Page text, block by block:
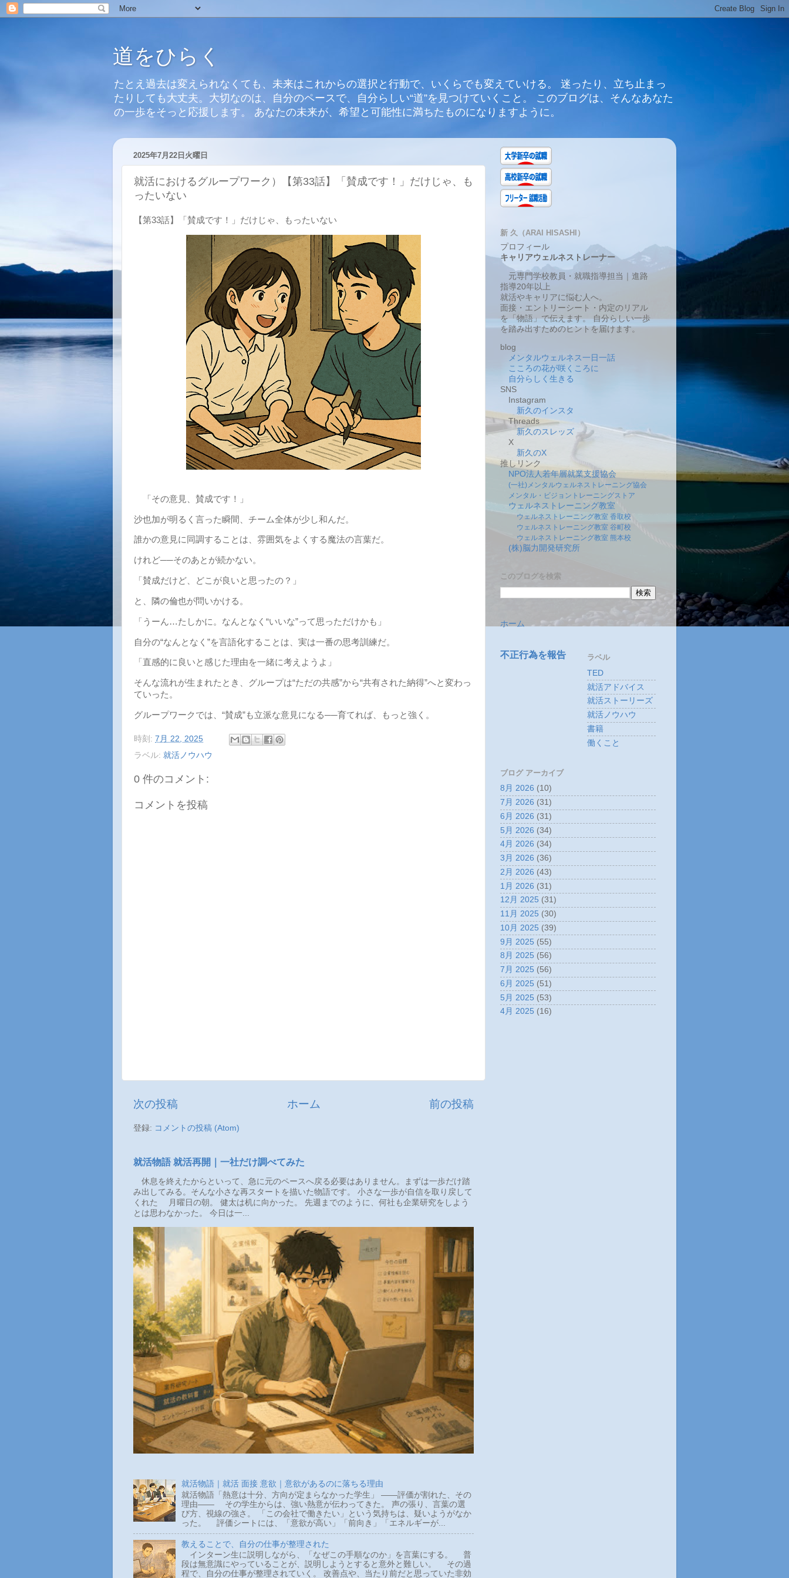
道をひらく
たとえ過去は変えられなくても、未来はこれからの選択と行動で、いくらでも変えていける。 迷ったり、立ち止まっ
たりしても大丈夫。大切なのは、自分のペースで、自分らしい“道”を見つけていくこと。 このブログは、そんなあなた
の一歩をそっと応援します。 あなたの未来が、希望と可能性に満ちたものになりますように。
2025年7月22日火曜日
就活におけるグループワーク）【第33話】「賛成です！」だけじゃ、も
ったいない
【第33話】「賛成です！」だけじゃ、もったいない
「その意見、賛成です！」
沙也加が明るく言った瞬間、チーム全体が少し和んだ。
誰かの意見に同調することは、雰囲気をよくする魔法の言葉だ。
けれど──そのあとが続かない。
「賛成だけど、どこが良いと思ったの？」
と、隣の倫也が問いかける。
「うーん…たしかに。なんとなく“いいな”って思っただけかも」
自分の“なんとなく”を言語化することは、実は一番の思考訓練だ。
「直感的に良いと感じた理由を一緒に考えようよ」
そんな流れが生まれたとき、グループは“ただの共感”から“共有された納得”へと変わっ
ていった。
グループワークでは、“賛成”も立派な意見になる──育てれば、もっと強く。
時刻: 7月 22, 2025
ラベル: 就活ノウハウ
0 件のコメント:
コメントを投稿
次の投稿 前の投稿
ホーム
登録: コメントの投稿 (Atom)
就活物語 就活再開｜一社だけ調べてみた
休息を終えたからといって、急に元のペースへ戻る必要はありません。まずは一歩だけ踏
み出してみる。そんな小さな再スタートを描いた物語です。 小さな一歩が自信を取り戻して
くれた 月曜日の朝。 健太は机に向かった。 先週までのように、何社も企業研究をしよう
とは思わなかった。 今日は一...
就活物語｜就活 面接 意欲｜意欲があるのに落ちる理由
就活物語「熱意は十分、方向が定まらなかった学生」 ――評価が割れた、その
理由―― その学生からは、強い熱意が伝わってきた。 声の張り、言葉の選
び方、視線の強さ。 「この会社で働きたい」という気持ちは、疑いようがなか
った。 評価シートには、「意欲が高い」「前向き」「エネルギーが...
教えることで、自分の仕事が整理された
インターン生に説明しながら、「なぜこの手順なのか」を言葉にする。 普
段は無意識にやっていることが、説明しようとすると意外と難しい。 その過
程で、自分の仕事が整理されていく。 改善点や、当たり前だと思っていた非効
新 久（ARAI HISASHI）
プロフィール
キャリアウェルネストレーナー
元専門学校教員・就職指導担当｜進路
指導20年以上
就活やキャリアに悩む人へ。
面接・エントリーシート・内定のリアル
を「物語」で伝えます。 自分らしい一歩
を踏み出すためのヒントを届けます。
blog
メンタルウェルネス一日一話
こころの花が咲くころに
自分らしく生きる
SNS
Instagram
新久のインスタ
Threads
新久のスレッズ
X
新久のX
推しリンク
NPO法人若年層就業支援協会
(一社)メンタルウェルネストレーニング協会
メンタル・ビジョントレーニングストア
ウェルネストレーニング教室
ウェルネストレーニング教室 香取校
ウェルネストレーニング教室 谷町校
ウェルネストレーニング教室 熊本校
(株)脳力開発研究所
このブログを検索
ホーム
不正行為を報告
ラベル
TED
就活アドバイス
就活ストーリーズ
就活ノウハウ
書籍
働くこと
ブログ アーカイブ
8月 2026 (10)
7月 2026 (31)
6月 2026 (31)
5月 2026 (34)
4月 2026 (34)
3月 2026 (36)
2月 2026 (43)
1月 2026 (31)
12月 2025 (31)
11月 2025 (30)
10月 2025 (39)
9月 2025 (55)
8月 2025 (56)
7月 2025 (56)
6月 2025 (51)
5月 2025 (53)
4月 2025 (16)